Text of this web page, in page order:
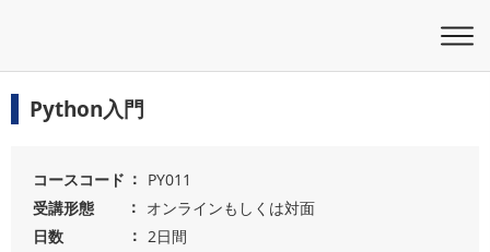
Python入門
コースコード
PY011
受講形態
オンラインもしくは対面
日数
2日間